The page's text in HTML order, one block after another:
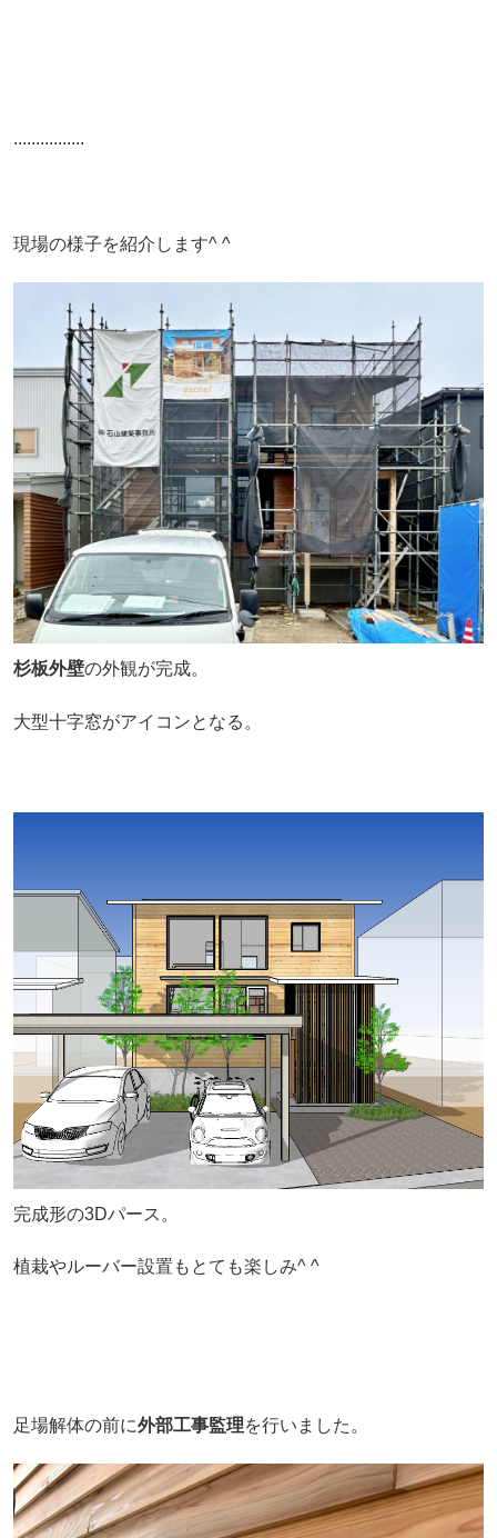
................
現場の様子を紹介します^ ^
杉板外壁の外観が完成。
大型十字窓がアイコンとなる。
完成形の3Dパース。
植栽やルーバー設置もとても楽しみ^ ^
足場解体の前に外部工事監理を行いました。